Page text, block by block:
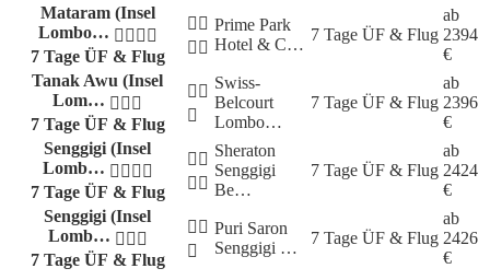
Mataram (Insel
Lombo…
7 Tage ÜF & Flug
Prime Park
Hotel & C…
7 Tage ÜF & Flug
ab
2394
€
Tanak Awu (Insel
Lom…
7 Tage ÜF & Flug
Swiss-
Belcourt
Lombo…
7 Tage ÜF & Flug
ab
2396
€
Senggigi (Insel
Lomb…
7 Tage ÜF & Flug
Sheraton
Senggigi
Be…
7 Tage ÜF & Flug
ab
2424
€
Senggigi (Insel
Lomb…
7 Tage ÜF & Flug
Puri Saron
Senggigi …
7 Tage ÜF & Flug
ab
2426
€